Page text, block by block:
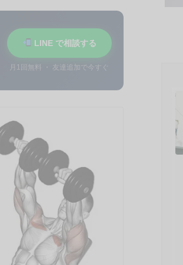
LINE で相談する
月1回無料 ・ 友達追加で今すぐ